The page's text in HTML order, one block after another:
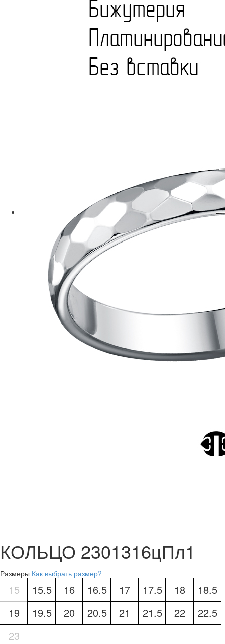
КОЛЬЦО 2301316цПл1
Размеры Как выбрать размер?
15 15.5 16 16.5 17 17.5 18
18.5
19
19.5 20 20.5 21 21.5 22
22.5
23